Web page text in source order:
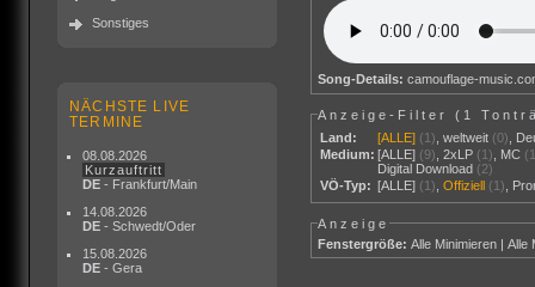
Sonstiges
NÄCHSTE LIVE
TERMINE
08.08.2026
Kurzauftritt
DE - Frankfurt/Main
14.08.2026
DE - Schwedt/Oder
15.08.2026
DE - Gera
Song-Details: camouflage-
Anzeige-Filter ( 1
Land:
[ALLE] (1) ,weltweit (0)
Medium: [ALLE] (9) ,2xLP (1) MC
Digital Download (2)
VÖ-Typ: [ALLE] (1) ,Offiziell (1)
Anzeige
Fenstergröße: Alle Minimieren |Alle